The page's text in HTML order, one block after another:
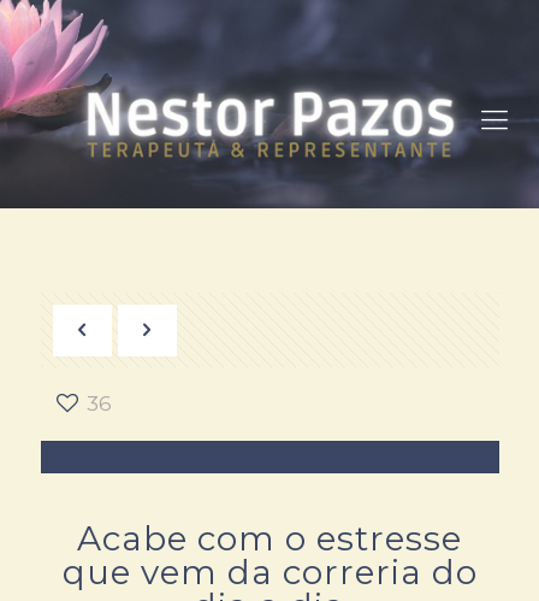
36
Acabe com o estresse
que vem da correria do